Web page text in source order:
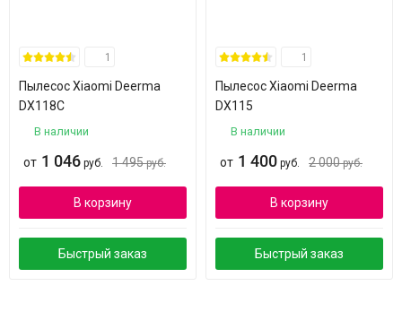
1
Пылесос Xiaomi Deerma
DX118C
В наличии
от 1 046 руб. 1 495 руб.
В корзину
Быстрый заказ
1
Пылесос Xiaomi Deerma
DX115
В наличии
от 1 400 руб. 2 000 руб.
В корзину
Быстрый заказ